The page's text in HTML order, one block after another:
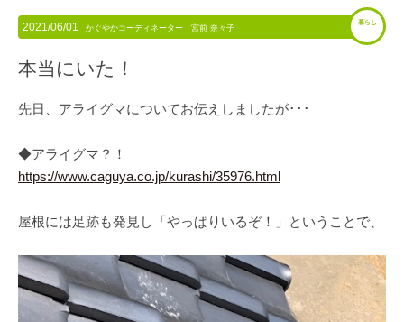
2021/06/01 かぐやかコーディネーター 宮前 奈々子
暮らし
本当にいた！
先日、アライグマについてお伝えしましたが･･･
◆アライグマ？！
https://www.caguya.co.jp/kurashi/35976.html
屋根には足跡も発見し「やっぱりいるぞ！」ということで、